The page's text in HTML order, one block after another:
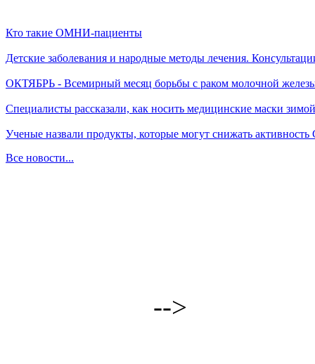
Кто такие ОМНИ-пациенты
Детские заболевания и народные методы лечения.
ОКТЯБРЬ - Всемирный месяц борьбы с раком молочной
Специалисты рассказали, как носить медицинские маски зимой
Ученые назвали продукты, которые могут снижать
Все новости...
-->